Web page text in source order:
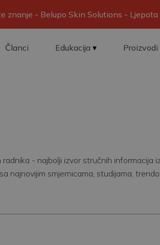
znanje - Belupo Skin Solutions -
Članci Edukacija Proizvodi
- najbolji izvor stručnih informacija
najnovijim smjernicama, studijama,